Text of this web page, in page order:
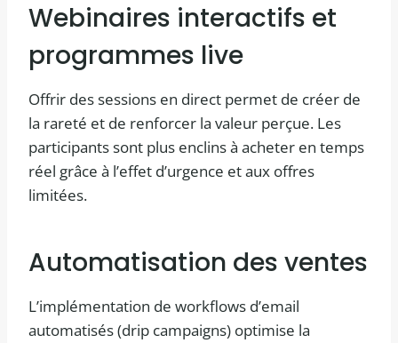
Webinaires interactifs et
programmes live
Offrir des sessions en direct permet de créer de
la rareté et de renforcer la valeur perçue. Les
participants sont plus enclins à acheter en temps
réel grâce à l’effet d’urgence et aux offres
limitées.
Automatisation des ventes
L’implémentation de workflows d’email
automatisés (drip campaigns) optimise la